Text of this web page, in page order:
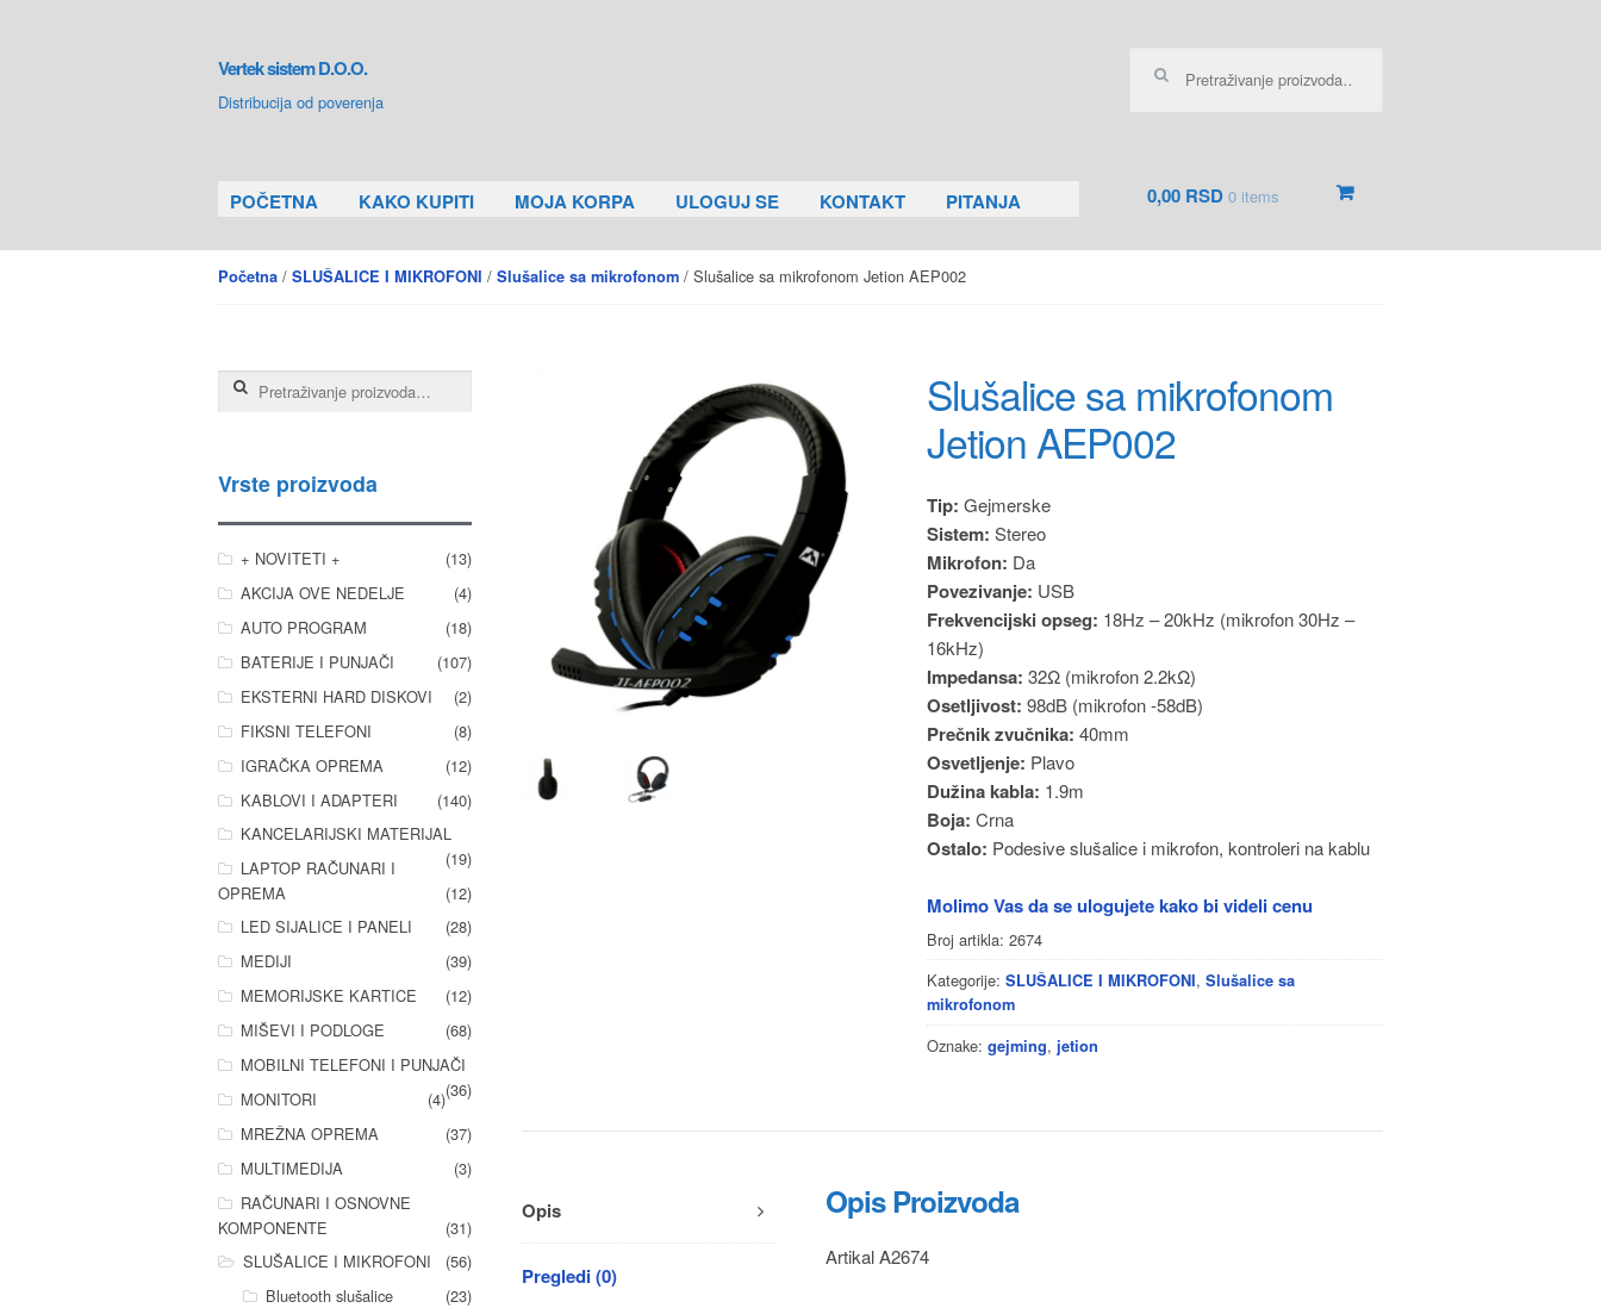
Skip to navigation
Skip to content
Vertek sistem D.O.O.
Distribucija od poverenja
POČETNA KAKO KUPITI MOJA KORPA ULOGUJ SE KONTAKT PITANJA 0,00 RSD0 items
Početna /SLUŠALICE I MIKROFONI /Slušalice sa mikrofonom / Slušalice sa mikrofonom Jetion AEP002
Slušalice sa mikrofonom
Jetion AEP002
Tip: Gejmerske
Sistem: Stereo
Mikrofon: Da
Povezivanje: USB
Frekvencijski opseg: 18Hz – 20kHz (mikrofon 30Hz –
16kHz)
Impedansa: 32Ω (mikrofon 2.2kΩ)
Osetljivost: 98dB (mikrofon -58dB)
Prečnik zvučnika: 40mm
Osvetljenje: Plavo
Dužina kabla: 1.9m
Boja: Crna
Ostalo: Podesive slušalice i mikrofon, kontroleri na kablu
Molimo Vas da se ulogujete kako bi videli cenu
Broj artikla:2674
Kategorije:SLUŠALICE I MIKROFONI,Slušalice sa
mikrofonom
Oznake:gejming,jetion
Opis
Pregledi (0)
Opis Proizvoda
Artikal A2674
Pretraga za:
Vrste proizvoda
+ NOVITETI +
(13)
AKCIJA OVE NEDELJE
(4)
AUTO PROGRAM
(18)
BATERIJE I PUNJAČI
(107)
EKSTERNI HARD DISKOVI
(2)
FIKSNI TELEFONI
(8)
IGRAČKA OPREMA
(12)
KABLOVI I ADAPTERI
(140)
KANCELARIJSKI MATERIJAL
(19)
LAPTOP RAČUNARI I
OPREMA
(12)
LED SIJALICE I PANELI
(28)
MEDIJI
(39)
MEMORIJSKE KARTICE
(12)
MIŠEVI I PODLOGE
(68)
MOBILNI TELEFONI I PUNJAČI
(36)
MONITORI
(4)
MREŽNA OPREMA
(37)
MULTIMEDIJA
(3)
RAČUNARI I OSNOVNE
KOMPONENTE
(31)
SLUŠALICE I MIKROFONI
(56)
Bluetooth slušalice
(23)